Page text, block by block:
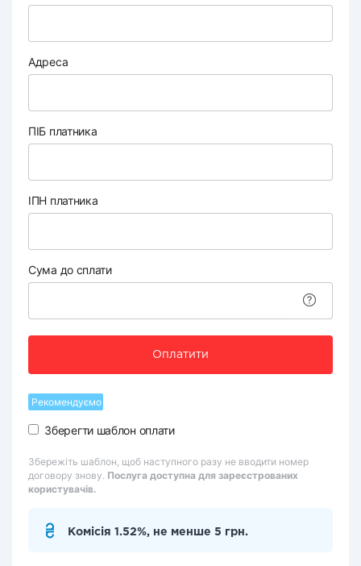
Адреса
ПІБ платника
ІПН платника
Сума до сплати
Оплатити
Рекомендуємо
Зберегти шаблон оплати
Збережіть шаблон, щоб наступного разу не вводити номер
договору знову. Послуга доступна для зареєстрованих
користувачів.
Комісія 1.52%, не менше 5 грн.